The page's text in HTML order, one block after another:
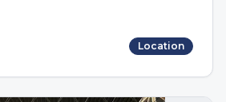
Location